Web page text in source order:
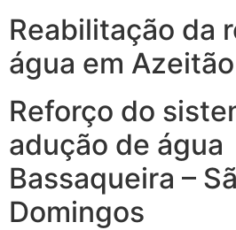
Reabilitação da
água em
Reforço do
adução de água
Bassaqueira –
Domingos